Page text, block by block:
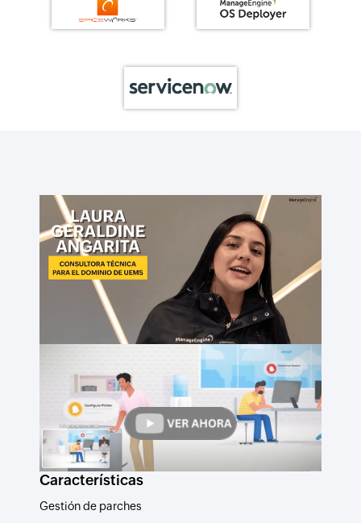
Características
Gestión de parches